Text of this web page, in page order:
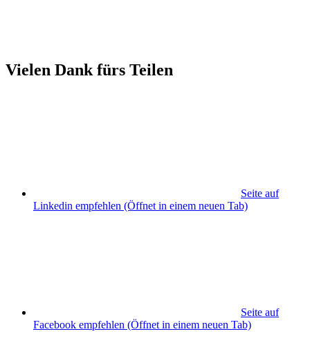
Vielen Dank fürs Teilen
Seite auf
Linkedin empfehlen (Öffnet in einem neuen Tab)
Seite auf
Facebook empfehlen (Öffnet in einem neuen Tab)